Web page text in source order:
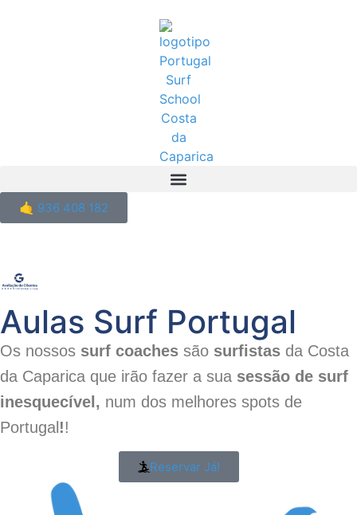
🤙 936 408 182
Aulas Surf Portugal
Os nossos surf coaches são surfistas da Costa
da Caparica que irão fazer a sua sessão de surf
inesquecível, num dos melhores spots de
Portugal !!
Reservar Já!